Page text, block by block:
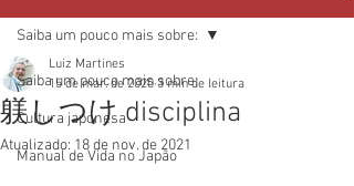
Saiba um pouco mais sobre:
Cultura japonesa
Manual de Vida no Japão
Saiba um pouco mais sobre:
躾しつけ disciplina
Luiz Martines
15 de mar. de 2020 3 min de leitura
Atualizado: 18 de nov. de 2021